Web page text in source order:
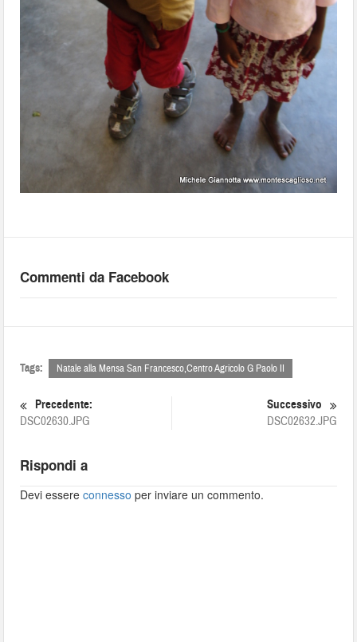
Commenti da Facebook
Tags: Natale alla Mensa San Francesco,Centro Agricolo G Paolo II
Precedente:
DSC02630.JPG
Successivo
DSC02632.JPG
Rispondi a
Devi essereconnesso per inviare un commento.